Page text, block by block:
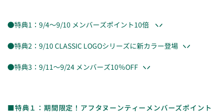
●特典1：9/4～9/10 メンバーズポイント10倍
●特典2：9/10 CLASSIC LOGOシリーズに新カラー登場
●特典3：9/11～9/24 メンバーズ10％OFF
■特典１：期間限定！アフタヌーンティーメンバーズポイント